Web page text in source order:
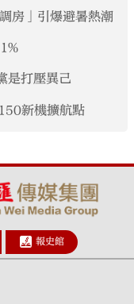
房」引爆避暑熱潮
是打壓異己
新機擴航點
報史館